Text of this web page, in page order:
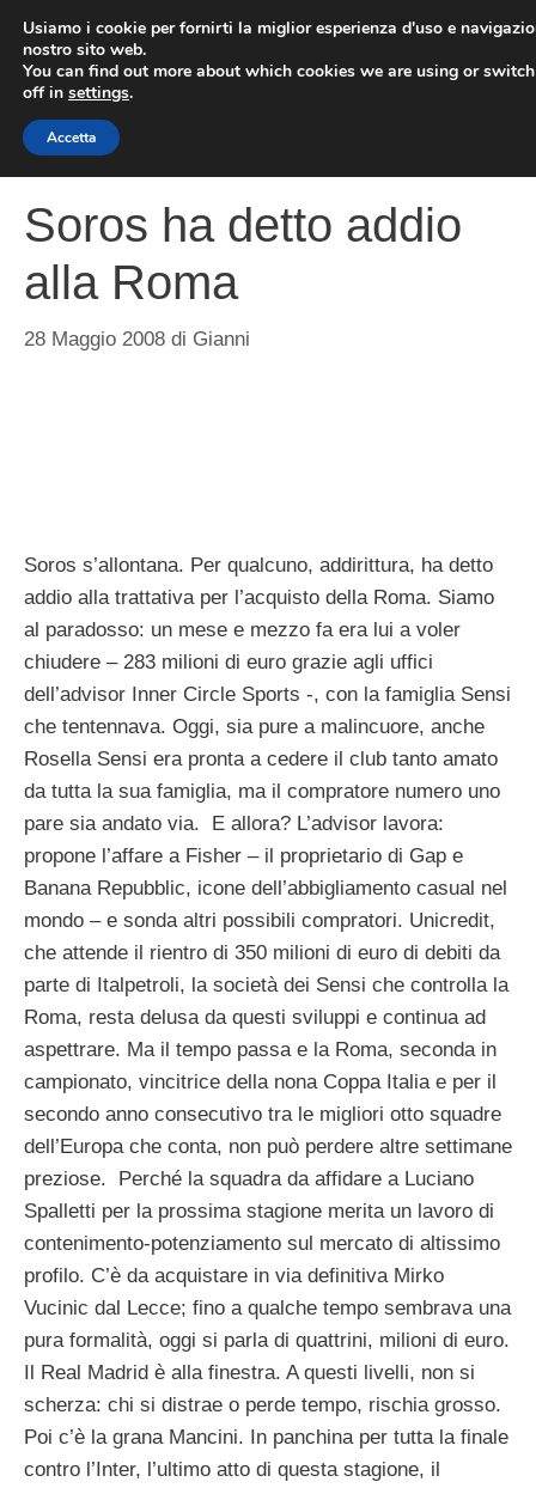
contenuto
Soros ha detto addio
alla Roma
28 Maggio 2008 di Gianni
Soros s’allontana. Per qualcuno, addirittura, ha detto
addio alla trattativa per l’acquisto della Roma. Siamo
al paradosso: un mese e mezzo fa era lui a voler
chiudere – 283 milioni di euro grazie agli uffici
dell’advisor Inner Circle Sports -, con la famiglia Sensi
che tentennava. Oggi, sia pure a malincuore, anche
Rosella Sensi era pronta a cedere il club tanto amato
da tutta la sua famiglia, ma il compratore numero uno
pare sia andato via. E allora? L’advisor lavora:
propone l’affare a Fisher – il proprietario di Gap e
Banana Repubblic, icone dell’abbigliamento casual nel
mondo – e sonda altri possibili compratori. Unicredit,
che attende il rientro di 350 milioni di euro di debiti da
parte di Italpetroli, la società dei Sensi che controlla la
Roma, resta delusa da questi sviluppi e continua ad
aspettrare. Ma il tempo passa e la Roma, seconda in
campionato, vincitrice della nona Coppa Italia e per il
secondo anno consecutivo tra le migliori otto squadre
dell’Europa che conta, non può perdere altre settimane
preziose. Perché la squadra da affidare a Luciano
Spalletti per la prossima stagione merita un lavoro di
contenimento-potenziamento sul mercato di altissimo
profilo. C’è da acquistare in via definitiva Mirko
Vucinic dal Lecce; fino a qualche tempo sembrava una
pura formalità, oggi si parla di quattrini, milioni di euro.
Il Real Madrid è alla finestra. A questi livelli, non si
scherza: chi si distrae o perde tempo, rischia grosso.
Poi c’è la grana Mancini. In panchina per tutta la finale
contro l’Inter, l’ultimo atto di questa stagione, il
Usiamo i cookie per fornirti la miglior esperienza d'uso e
nostro sito web.
You can find out more about which cookies we are using or
off in settings.
Accetta